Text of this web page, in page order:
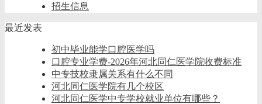
招生信息
最近发表
初中毕业能学口腔医学吗
口腔专业学费-2026年河北同仁医学院收费标准
中专技校隶属关系有什么不同
河北同仁医学院有几个校区
河北同仁医学中专学校就业单位有哪些？